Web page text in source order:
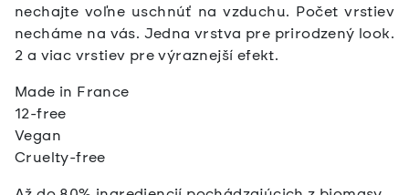
nechajte voľne uschnúť na vzduchu. Počet vrstiev
necháme na vás. Jedna vrstva pre prirodzený look.
2 a viac vrstiev pre výraznejší efekt.
Made in France
12-free
Vegan
Cruelty-free